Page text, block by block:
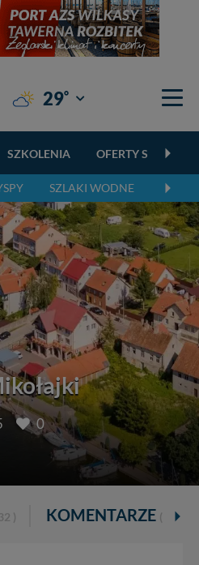
29° Giżycko
SZKOLENIA OFERTY
SZLAKI WODNE
0
) KOMENTARZE ( 35 )